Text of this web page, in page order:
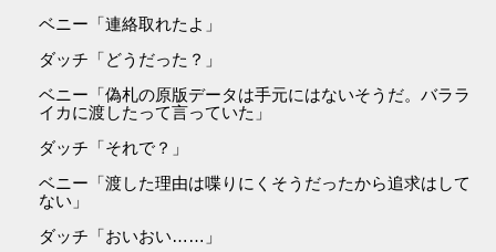
ベニー「連絡取れたよ」
ダッチ「どうだった？」
ベニー「偽札の原版データは手元にはないそうだ。バララ
イカに渡したって言っていた」
ダッチ「それで？」
ベニー「渡した理由は喋りにくそうだったから追求はして
ない」
ダッチ「おいおい……」